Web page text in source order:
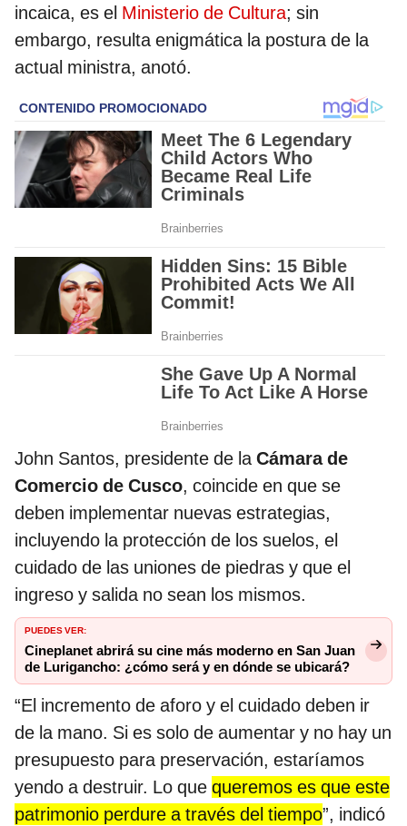
incaica, es el Ministerio de Cultura; sin
embargo, resulta enigmática la postura de la
actual ministra, anotó.
John Santos, presidente de laCámara de
Comercio de Cusco, coincide en que se
deben implementar nuevas estrategias,
incluyendo la protección de los suelos, el
cuidado de las uniones de piedras y que el
ingreso y salida no sean los mismos.
PUEDES VER:
Cineplanet abrirá su cine más moderno en San Juan
de Lurigancho: ¿cómo será y en dónde se ubicará?
“El incremento de aforo y el cuidado deben ir
de la mano. Si es solo de aumentar y no hay un
presupuesto para preservación, estaríamos
yendo a destruir. Lo que queremos es que este
patrimonio perdure a través del tiempo”, indicó